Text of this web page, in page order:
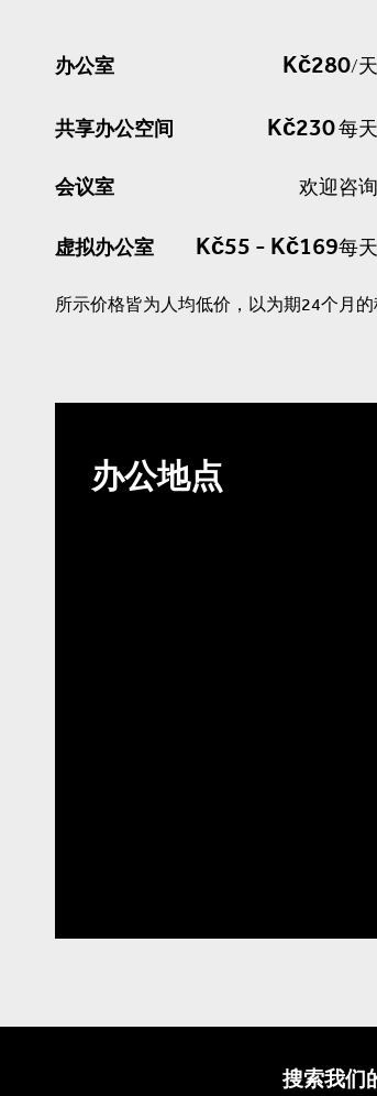
办公室 Kč280/天
共享办公空间 Kč230每天
会议室 欢迎咨询
虚拟办公室 Kč55 - Kč169每天
所示价格皆为人均低价，以为期24个月
办公地点
搜索我们